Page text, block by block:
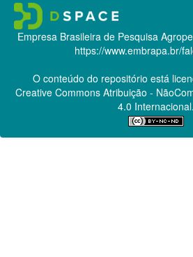
Empresa Brasileira de Pesquisa
https://www.embrapa.br/
O conteúdo do repositório está
Creative CommonsAtribuição -
4.0 Internacional.